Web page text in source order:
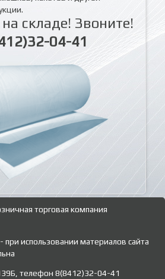
складе! Звоните!
04-41
торговая компания
использовании материалов сайта
телефон 8(8412)32-04-41